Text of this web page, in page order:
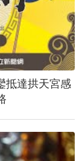
抵達拱天宮感